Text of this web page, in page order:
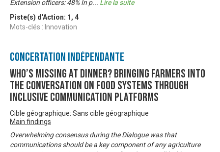
Extension officers: 48% In p... Lire la suite
Piste(s) d'Action: 1 , 4
Mots-clés : Innovation
Concertation Indépendante
Who’s missing at dinner? Bringing farmers into
the conversation on food systems through
inclusive communication platforms
Cible géographique: Sans cible géographique
Main findings
Overwhelming consensus during the Dialogue was that
communications should be a key component of any agriculture